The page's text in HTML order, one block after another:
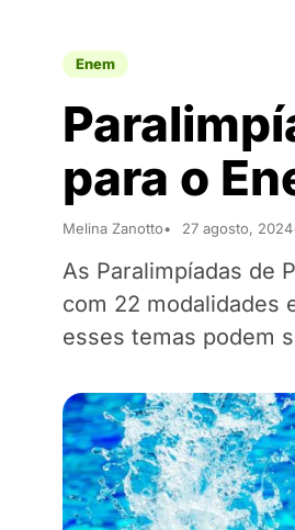
Enem
para o
Melina Zanotto 27 agosto, 2024
As Paralimpíadas de
com 22 modalidades
esses temas podem